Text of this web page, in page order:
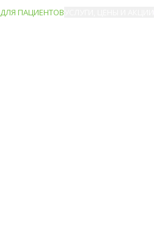
ДЛЯ ПАЦИЕНТОВ